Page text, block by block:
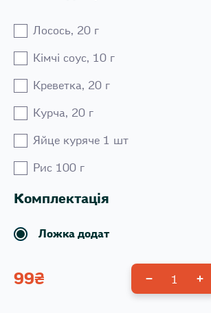
Лосось, 20 г
Кiмчi соус, 10 г
Креветка, 20 г
Курча, 20 г
Яйце куряче 1 шт
Рис 100 г
Комплектація
Ложка додат
99₴ 1